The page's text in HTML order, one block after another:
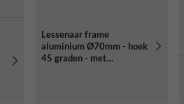
Lessenaar frame
aluminium Ø70mm - hoek
45 graden - met